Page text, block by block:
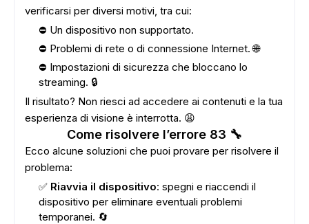
verificarsi per diversi motivi, tra cui:
⛔ Un dispositivo non supportato.
⛔ Problemi di rete o di connessione Internet. 🌐
⛔ Impostazioni di sicurezza che bloccano lo
streaming. 🔒
Il risultato? Non riesci ad accedere ai contenuti e la tua
esperienza di visione è interrotta. 😩
Come risolvere l’errore 83 🔧
Ecco alcune soluzioni che puoi provare per risolvere il
problema:
✅ Riavvia il dispositivo: spegni e riaccendi il
dispositivo per eliminare eventuali problemi
temporanei. 🔄